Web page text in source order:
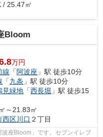
/ 25.47㎡
Bloom
万円
線 「 阿波座 」駅 徒歩10分
「九条 」駅 徒歩10分
見緑地 「西長堀 」駅 徒歩15
～21.83㎡
西区川口 ２丁目
座Bloom」です。セブンイレブ